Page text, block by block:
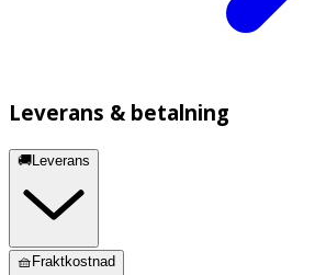
Leverans & betalning
🚚Leverans
🧺Fraktkostnad